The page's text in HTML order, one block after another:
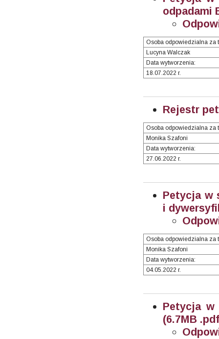
odpadami
Osoba odpowiedzialna za
Lucyna Walczak
Data wytworzenia:
18.07.2022 r.
Rejestr
Osoba odpowiedzialna za
Monika Szafoni
Data wytworzenia:
27.06.2022 r.
Petycja w
i
Osoba odpowiedzialna za
Monika Szafoni
Data wytworzenia:
04.05.2022 r.
Petycja w
(6.7MB